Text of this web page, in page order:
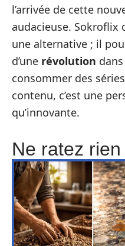
l’arrivée de cette
audacieuse. Sokroflix
une alternative ; il
d’une révolution
consommer des
contenu, c’est une
qu’innovante.
Ne ratez